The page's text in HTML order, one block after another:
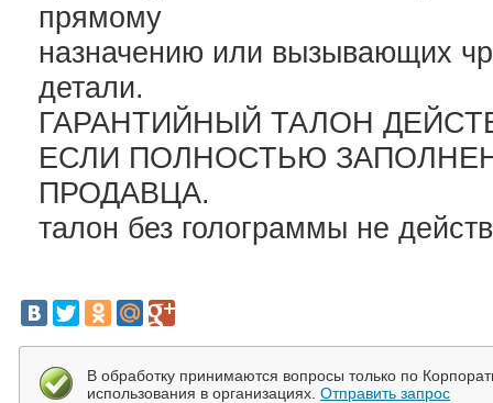
прямому
назначению или вызывающих
детали.
ГАРАНТИЙНЫЙ ТАЛОН
ЕСЛИ ПОЛНОСТЬЮ
ПРОДАВЦА.
талон без голограммы не
В обработку принимаются вопросы только по
использования в организациях. Отправить запрос